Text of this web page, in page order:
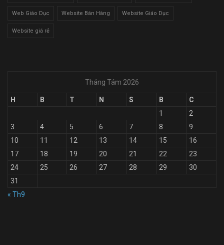
Web Giáo Dục Website Bán Hàng Website Giáo Dục
Website giá rẻ
Tháng Tám 2026
H B T N S B
C
1
2
3
4 5 6 7 8
9
10
11 12 13 14 15
16
17
18 19 20 21 22
23
24
25 26 27 28 29
30
31
« Th9